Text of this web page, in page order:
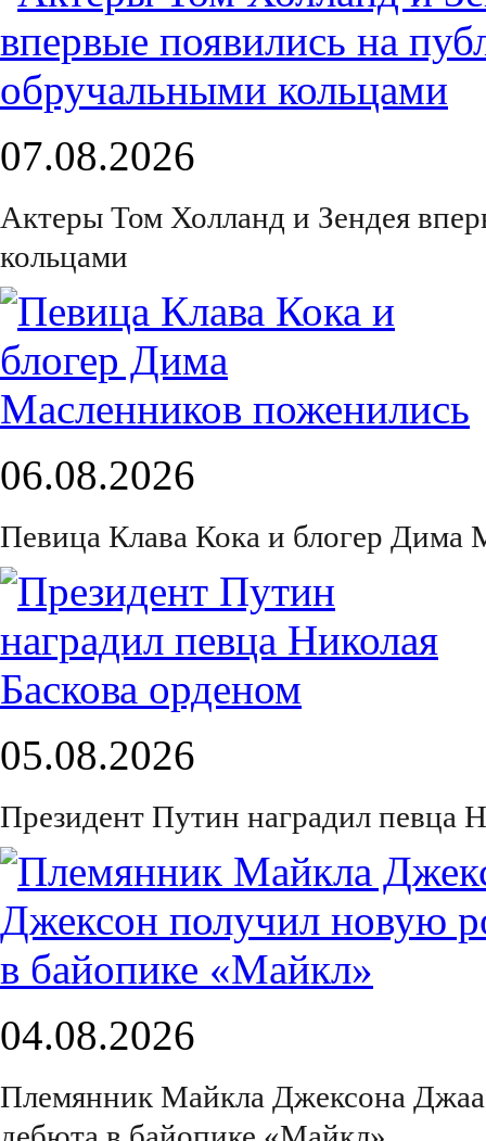
07.08.2026
Актеры Том Холланд и Зендея
кольцами
06.08.2026
Певица Клава Кока и блогер Дима
05.08.2026
Президент Путин наградил певца
04.08.2026
Племянник Майкла Джексона